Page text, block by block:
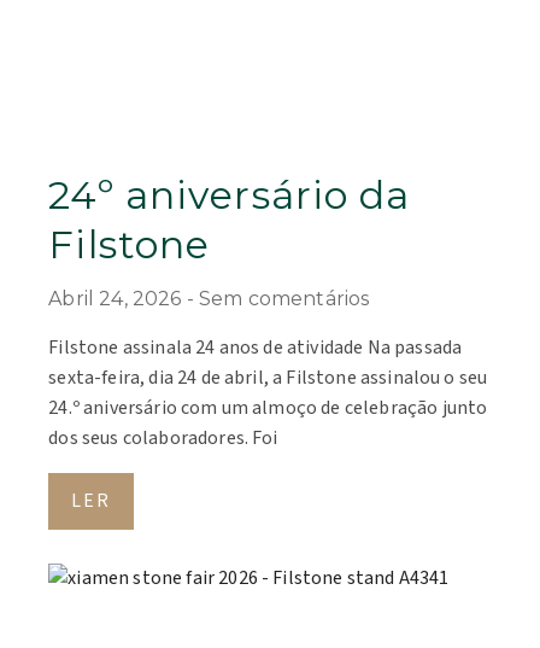
24º aniversário da
Filstone
Abril 24, 2026 Sem comentários
Filstone assinala 24 anos de atividade Na passada
sexta-feira, dia 24 de abril, a Filstone assinalou o seu
24.º aniversário com um almoço de celebração junto
dos seus colaboradores. Foi
LER